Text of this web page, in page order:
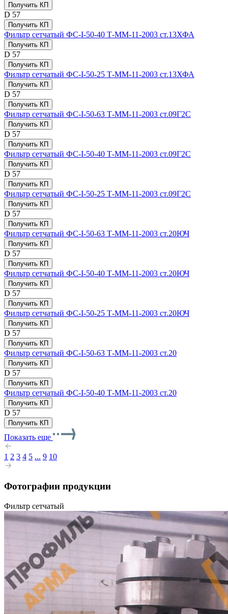
Получить КП
D 57
Получить КП
Фильтр сетчатый ФС-I-50-40 Т-ММ-11-2003 ст.13ХФА
Получить КП
D 57
Получить КП
Фильтр сетчатый ФС-I-50-25 Т-ММ-11-2003 ст.13ХФА
Получить КП
D 57
Получить КП
Фильтр сетчатый ФС-I-50-63 Т-ММ-11-2003 ст.09Г2С
Получить КП
D 57
Получить КП
Фильтр сетчатый ФС-I-50-40 Т-ММ-11-2003 ст.09Г2С
Получить КП
D 57
Получить КП
Фильтр сетчатый ФС-I-50-25 Т-ММ-11-2003 ст.09Г2С
Получить КП
D 57
Получить КП
Фильтр сетчатый ФС-I-50-63 Т-ММ-11-2003 ст.20ЮЧ
Получить КП
D 57
Получить КП
Фильтр сетчатый ФС-I-50-40 Т-ММ-11-2003 ст.20ЮЧ
Получить КП
D 57
Получить КП
Фильтр сетчатый ФС-I-50-25 Т-ММ-11-2003 ст.20ЮЧ
Получить КП
D 57
Получить КП
Фильтр сетчатый ФС-I-50-63 Т-ММ-11-2003 ст.20
Получить КП
D 57
Получить КП
Фильтр сетчатый ФС-I-50-40 Т-ММ-11-2003 ст.20
Получить КП
D 57
Получить КП
Показать еще
1 2 3 4 5 ... 9 10
Фотографии продукции
Фильтр сетчатый